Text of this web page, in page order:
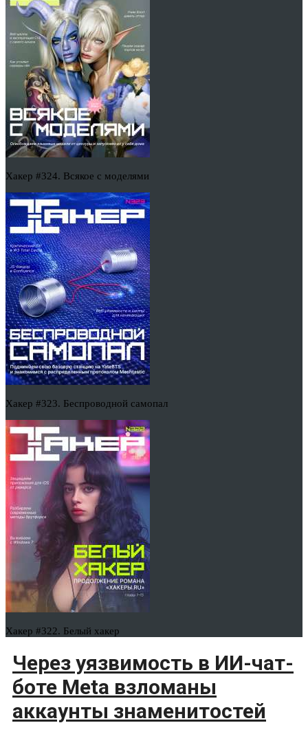
Хакер #324. Всякое с моделями
Хакер #323. Беспроводной самопал
Хакер #322. Белый хакер
Через уязвимость в ИИ-чат-
боте Meta взломаны
аккаунты знаменитостей